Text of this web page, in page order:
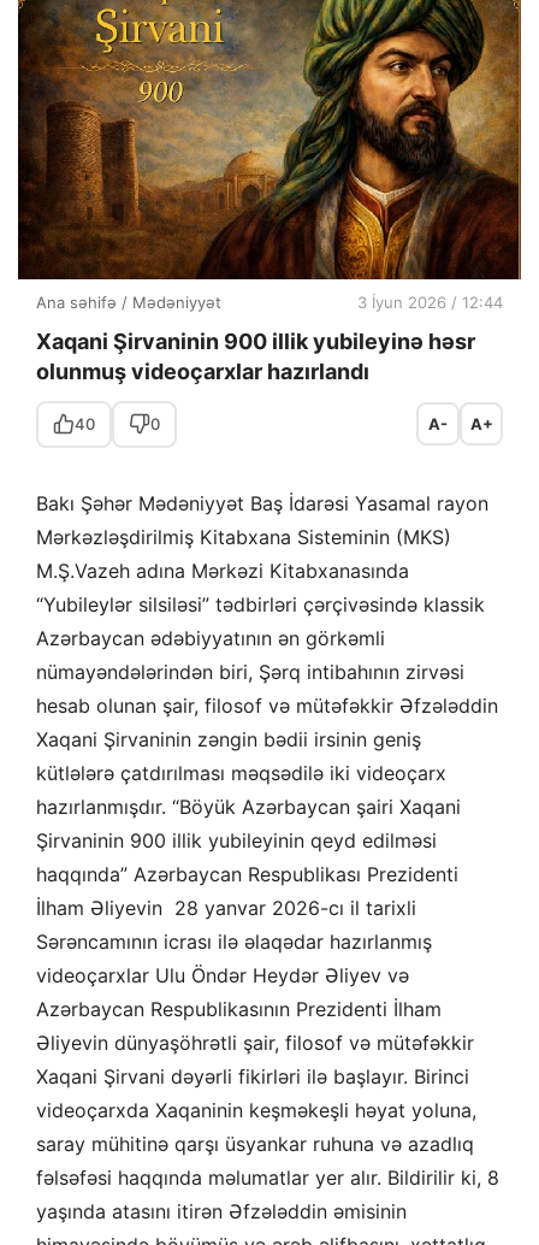
Ana səhifə / Mədəniyyət 3 İyun 2026 / 12:44
Xaqani Şirvaninin 900 illik yubileyinə həsr
olunmuş videoçarxlar hazırlandı
40 0 A- A+
Bakı Şəhər Mədəniyyət Baş İdarəsi Yasamal rayon
Mərkəzləşdirilmiş Kitabxana Sisteminin (MKS)
M.Ş.Vazeh adına Mərkəzi Kitabxanasında
“Yubileylər silsiləsi” tədbirləri çərçivəsində klassik
Azərbaycan ədəbiyyatının ən görkəmli
nümayəndələrindən biri, Şərq intibahının zirvəsi
hesab olunan şair, filosof və mütəfəkkir Əfzələddin
Xaqani Şirvaninin zəngin bədii irsinin geniş
kütlələrə çatdırılması məqsədilə iki videoçarx
hazırlanmışdır. “Böyük Azərbaycan şairi Xaqani
Şirvaninin 900 illik yubileyinin qeyd edilməsi
haqqında” Azərbaycan Respublikası Prezidenti
İlham Əliyevin 28 yanvar 2026-cı il tarixli
Sərəncamının icrası ilə əlaqədar hazırlanmış
videoçarxlar Ulu Öndər Heydər Əliyev və
Azərbaycan Respublikasının Prezidenti İlham
Əliyevin dünyaşöhrətli şair, filosof və mütəfəkkir
Xaqani Şirvani dəyərli fikirləri ilə başlayır. Birinci
videoçarxda Xaqaninin keşməkeşli həyat yoluna,
saray mühitinə qarşı üsyankar ruhuna və azadlıq
fəlsəfəsi haqqında məlumatlar yer alır. Bildirilir ki, 8
yaşında atasını itirən Əfzələddin əmisinin